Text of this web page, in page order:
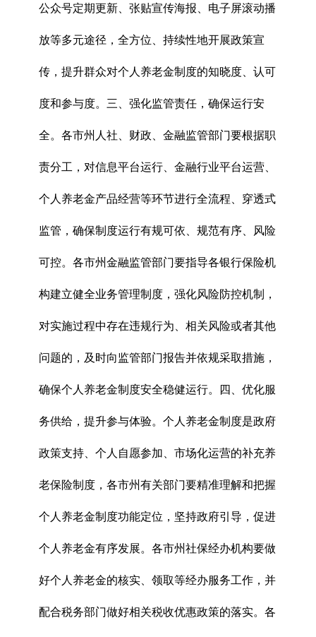
公众号定期更新、张贴宣传海报、电子屏滚动播
放等多元途径，全方位、持续性地开展政策宣
传，提升群众对个人养老金制度的知晓度、认可
度和参与度。三、强化监管责任，确保运行安
全。各市州人社、财政、金融监管部门要根据职
责分工，对信息平台运行、金融行业平台运营、
个人养老金产品经营等环节进行全流程、穿透式
监管，确保制度运行有规可依、规范有序、风险
可控。各市州金融监管部门要指导各银行保险机
构建立健全业务管理制度，强化风险防控机制，
对实施过程中存在违规行为、相关风险或者其他
问题的，及时向监管部门报告并依规采取措施，
确保个人养老金制度安全稳健运行。四、优化服
务供给，提升参与体验。个人养老金制度是政府
政策支持、个人自愿参加、市场化运营的补充养
老保险制度，各市州有关部门要精准理解和把握
个人养老金制度功能定位，坚持政府引导，促进
个人养老金有序发展。各市州社保经办机构要做
好个人养老金的核实、领取等经办服务工作，并
配合税务部门做好相关税收优惠政策的落实。各